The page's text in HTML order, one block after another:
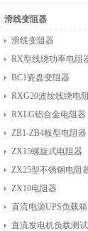
滑线变阻器
滑线变阻器
RX型线绕功率电阻
BC1瓷盘变阻器
RXG20波纹线绕电
RXLG铝合金电阻器
ZB1-ZB4板型电阻器
ZX15螺旋式电阻器
ZX25型不锈钢电阻
ZX10电阻器
直流电源UPS负载箱
直流发电机负载测